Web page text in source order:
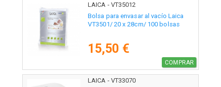
LAICA - VT35012
Bolsa para envasar al vacío Laica
VT3501/ 20 x 28cm/ 100 bolsas
15,50 €
COMPRAR
LAICA - VT33070